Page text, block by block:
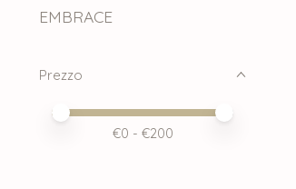
EMBRACE
Prezzo
Price minimum value
Price maximum value
€0 - €200